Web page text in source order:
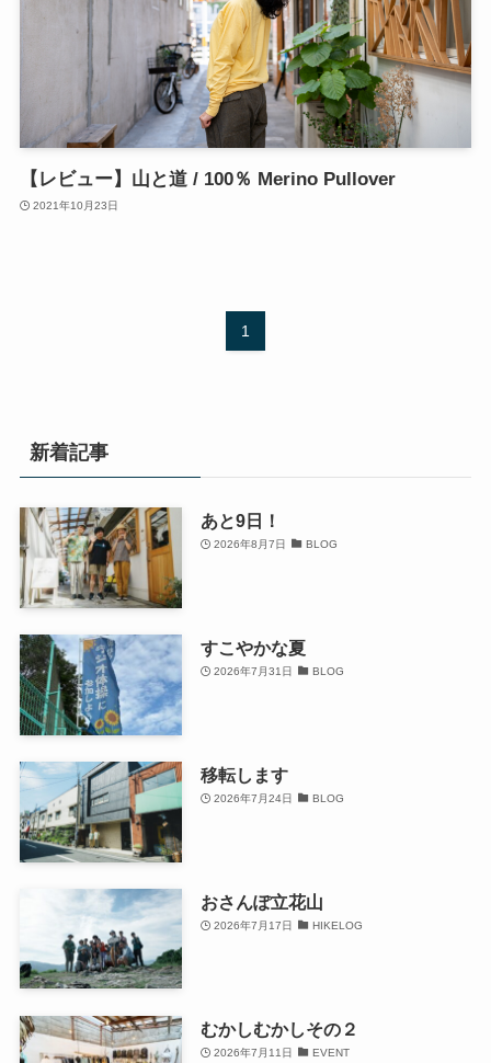
【レビュー】山と道 / 100％ Merino Pullover
2021年10月23日
1
新着記事
あと9日！
2026年8月7日 BLOG
すこやかな夏
2026年7月31日 BLOG
移転します
2026年7月24日 BLOG
おさんぽ立花山
2026年7月17日 HIKELOG
むかしむかしその２
2026年7月11日 EVENT